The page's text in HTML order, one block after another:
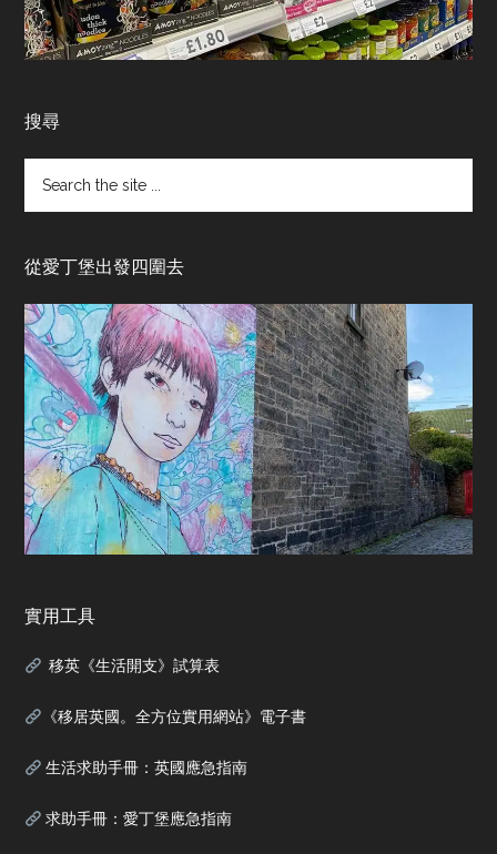
搜尋
the
從愛丁堡出發四圍去
實用工具
移英《生活開支》試算表
《移居英國。全方位實用網站》電子書
生活求助手冊：英國應急指南
求助手冊：愛丁堡應急指南